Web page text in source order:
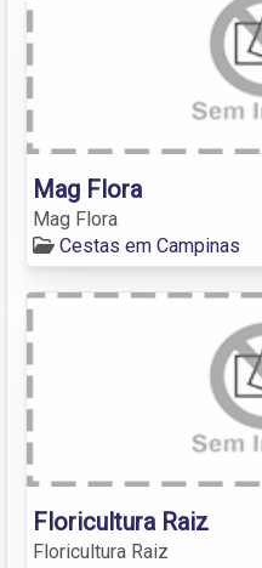
Mag Flora
Mag Flora
Cestas em Campinas
Floricultura Raiz
Floricultura Raiz